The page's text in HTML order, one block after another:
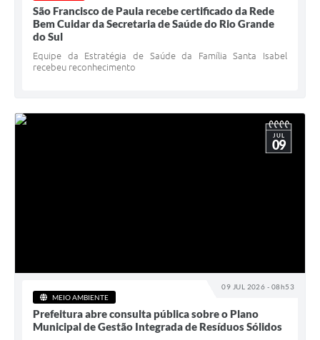
São Francisco de Paula recebe certificado da Rede
Bem Cuidar da Secretaria de Saúde do Rio Grande
do Sul
Equipe da Estratégia de Saúde da Família Santa Isabel
recebeu reconhecimento
09 JUL 2026 - 08h53
JUL
09
MEIO AMBIENTE
Prefeitura abre consulta pública sobre o Plano
Municipal de Gestão Integrada de Resíduos Sólidos